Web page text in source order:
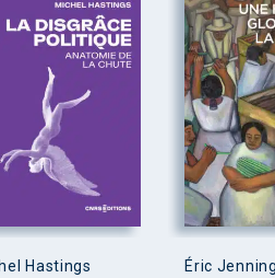
Hastings Éric